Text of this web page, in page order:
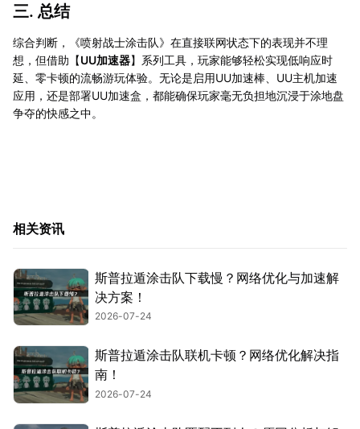
三. 总结
综合判断，《喷射战士涂击队》在直接联网状态下的表现并不理
想，但借助【UU加速器】系列工具，玩家能够轻松实现低响应时
延、零卡顿的流畅游玩体验。无论是启用UU加速棒、UU主机加速
应用，还是部署UU加速盒，都能确保玩家毫无负担地沉浸于涂地盘
争夺的快感之中。
相关资讯
斯普拉遁涂击队下载慢？网络优化与加速解
决方案！
2026-07-24
斯普拉遁涂击队联机卡顿？网络优化解决指
南！
2026-07-24